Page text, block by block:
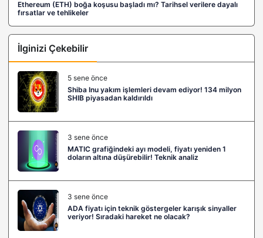
Ethereum (ETH) boğa koşusu başladı mı? Tarihsel verilere dayalı
fırsatlar ve tehlikeler
İlginizi Çekebilir
5 sene önce
Shiba Inu yakım işlemleri devam ediyor! 134 milyon
SHIB piyasadan kaldırıldı
3 sene önce
MATIC grafiğindeki ayı modeli, fiyatı yeniden 1
doların altına düşürebilir! Teknik analiz
3 sene önce
ADA fiyatı için teknik göstergeler karışık sinyaller
veriyor! Sıradaki hareket ne olacak?